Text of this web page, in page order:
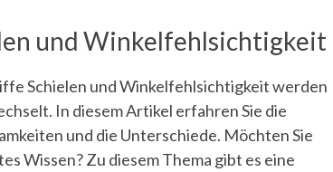
und Winkelfehlsichtigkeit
Schielen und Winkelfehlsichtigkeit werden
In diesem Artikel erfahren Sie die
und die Unterschiede. Möchten Sie
Wissen? Zu diesem Thema gibt es eine